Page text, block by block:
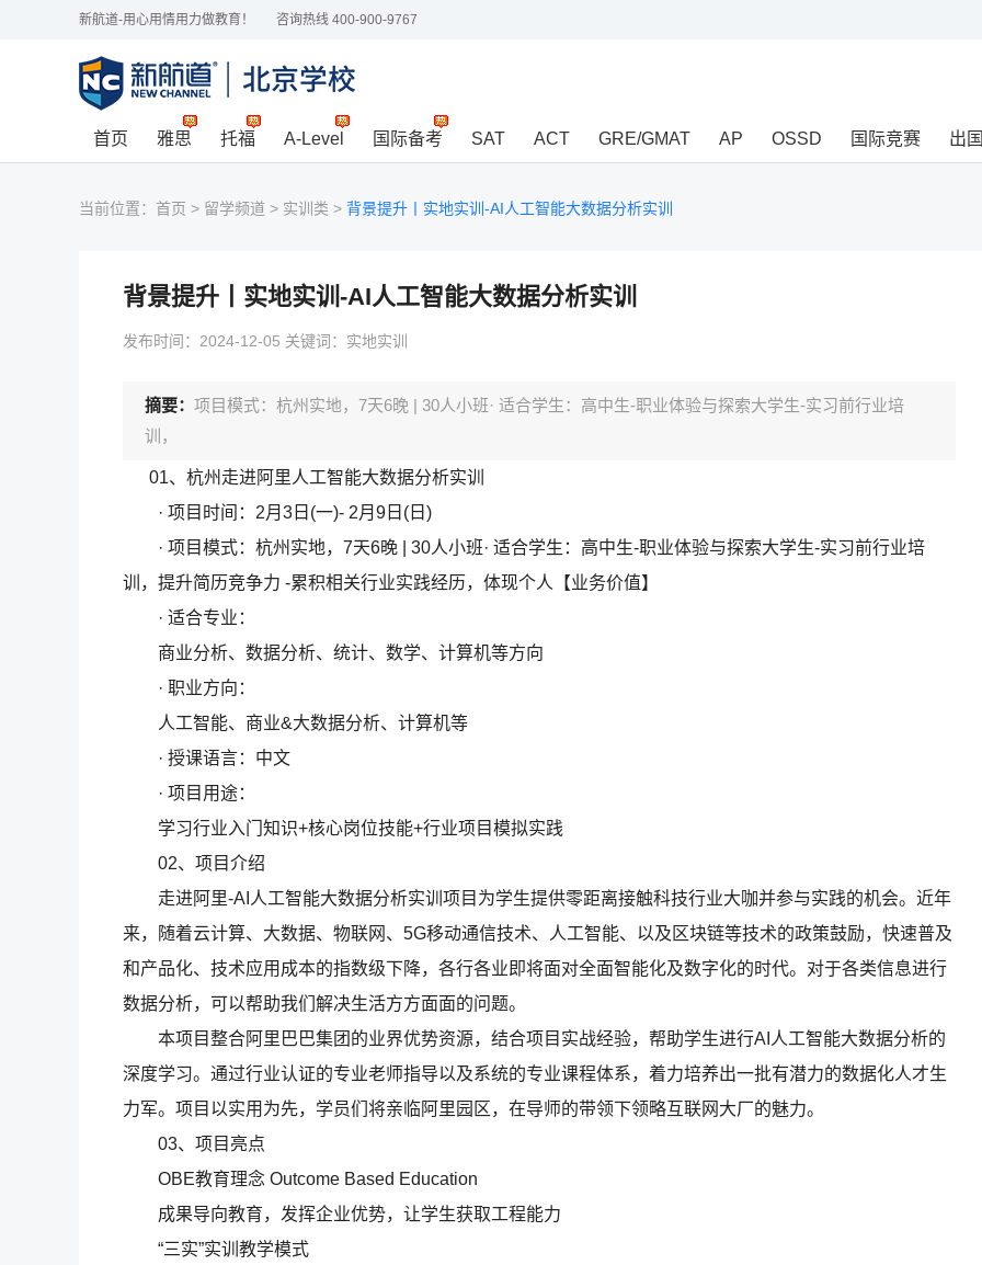
新航道-用心用情用力做教育！ 咨询热线 400-900-9767
首页 雅思 托福 A-Level 国际备考 SAT ACT GRE/GMAT AP OSSD 国际竞赛 出
当前位置： 首页 > 留学频道 > 实训类 > 背景提升丨实地实训-AI人工智能大数据分析实训
背景提升丨实地实训-AI人工智能大数据分析实训
发布时间：2024-12-05 关键词：实地实训
摘要： 项目模式：杭州实地，7天6晚 | 30人小班· 适合学生：高中生-职业体验与探索大学生-实习前行业培
训，
01、杭州走进阿里人工智能大数据分析实训
· 项目时间：2月3日(一)- 2月9日(日)
· 项目模式：杭州实地，7天6晚 | 30人小班· 适合学生：高中生-职业体验与探索大学生-实习前行业培
训，提升简历竞争力 -累积相关行业实践经历，体现个人【业务价值】
· 适合专业：
商业分析、数据分析、统计、数学、计算机等方向
· 职业方向：
人工智能、商业&大数据分析、计算机等
· 授课语言：中文
· 项目用途：
学习行业入门知识+核心岗位技能+行业项目模拟实践
02、项目介绍
走进阿里-AI人工智能大数据分析实训项目为学生提供零距离接触科技行业大咖并参与实践的机会。近年
来，随着云计算、大数据、物联网、5G移动通信技术、人工智能、以及区块链等技术的政策鼓励，快速普及
和产品化、技术应用成本的指数级下降，各行各业即将面对全面智能化及数字化的时代。对于各类信息进行
数据分析，可以帮助我们解决生活方方面面的问题。
本项目整合阿里巴巴集团的业界优势资源，结合项目实战经验，帮助学生进行AI人工智能大数据分析的
深度学习。通过行业认证的专业老师指导以及系统的专业课程体系，着力培养出一批有潜力的数据化人才生
力军。项目以实用为先，学员们将亲临阿里园区，在导师的带领下领略互联网大厂的魅力。
03、项目亮点
OBE教育理念 Outcome Based Education
成果导向教育，发挥企业优势，让学生获取工程能力
“三实”实训教学模式